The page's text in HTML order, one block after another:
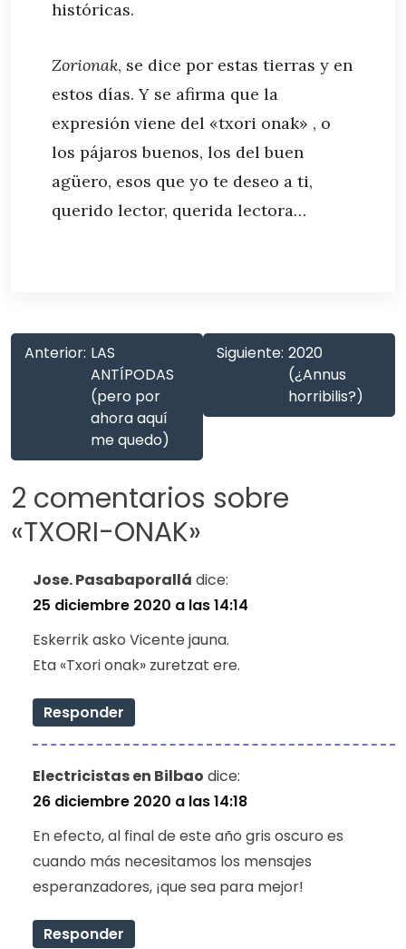
históricas.
Zorionak, se dice por estas tierras y en
estos días. Y se afirma que la
expresión viene del «txori onak» , o
los pájaros buenos, los del buen
agüero, esos que yo te deseo a ti,
querido lector, querida lectora…
Anterior: LAS
ANTÍPODAS
(pero por
ahora aquí
me quedo)
Siguiente: 2020
(¿Annus
horribilis?)
2 comentarios sobre
«TXORI-ONAK»
Jose. Pasabaporallá dice:
25 diciembre 2020 a las 14:14
Eskerrik asko Vicente jauna.
Eta «Txori onak» zuretzat ere.
Responder
Electricistas en Bilbao dice:
26 diciembre 2020 a las 14:18
En efecto, al final de este año gris oscuro es
cuando más necesitamos los mensajes
esperanzadores, ¡que sea para mejor!
Responder